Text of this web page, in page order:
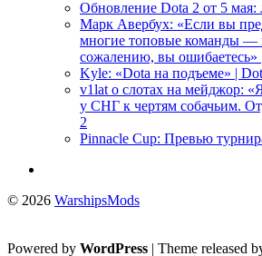
Обновление Dota 2 от 5 мая:
Марк Авербух: «Если вы
многие топовые команды —
сожалению, вы ошибаетесь»
Kyle: «Dota на подъеме» |
v1lat о слотах на мейджор:
у СНГ к чертям собачьим.
2
Pinnacle Cup: Превью
© 2026 WarshipsMods
Powered by WordPress | Theme released